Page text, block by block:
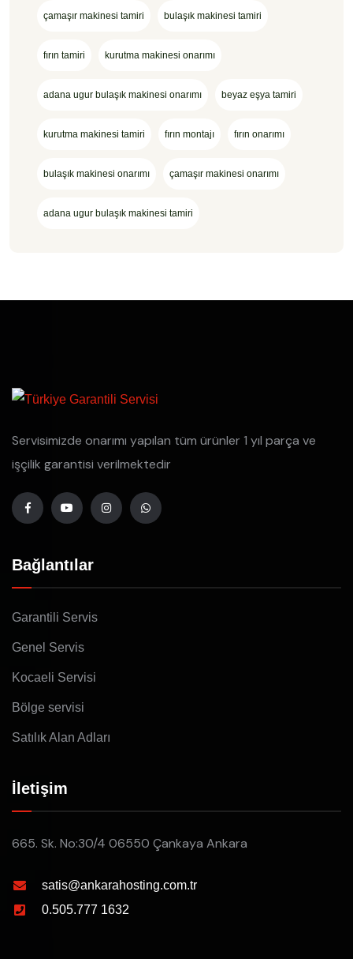
çamaşır makinesi tamiri bulaşık makinesi tamiri
fırın tamiri kurutma makinesi onarımı
adana ugur bulaşık makinesi onarımı beyaz eşya tamiri
kurutma makinesi tamiri fırın montajı fırın onarımı
bulaşık makinesi onarımı çamaşır makinesi onarımı
adana ugur bulaşık makinesi tamiri
Servisimizde onarımı yapılan tüm ürünler 1 yıl parça ve
işçilik garantisi verilmektedir
Bağlantılar
Garantili Servis
Genel Servis
Kocaeli Servisi
Bölge servisi
Satılık Alan Adları
İletişim
665. Sk. No:30/4 06550 Çankaya Ankara
satis@ankarahosting.com.tr
0.505.777 1632